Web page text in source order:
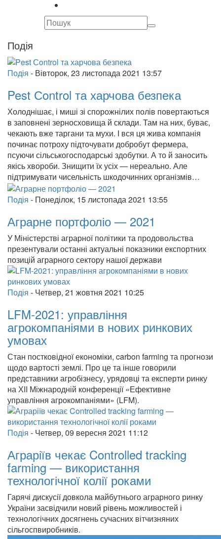
Подія
Подія - Вівторок, 23 листопада 2021 13:57
Pest Сontrol та харчова безпека
Холоднішає, і миші зі спорожнілих полів повертаються
в заповнені зерносховища й склади. Там на них, буває,
чекають вже таргани та мухи. І вся ця жива компанія
починає потроху підточувати добробут фермера,
псуючи сільськогосподарські здобутки. А то й заносить
якісь хвороби. Знищити їх усіх — нереально. Але
підтримувати чисельність шкодочинних організмів…
Подія - Понеділок, 15 листопада 2021 13:55
Аграрне портфоліо — 2021
У Міністерстві аграрної політики та продовольства
презентували останні актуальні показники експортних
позицій аграрного сектору нашої держави
Подія - Четвер, 21 жовтня 2021 10:25
LFM-2021: управління
агрокомпаніями в нових ринкових
умовах
Стан постковідної економіки, carbon farming та прогнози
щодо вартості землі. Про це та інше говорили
представники агробізнесу, урядовці та експерти ринку
на ХІI Міжнародній конференції «Ефективне
управління агрокомпаніями» (LFM).
Подія - Четвер, 09 вересня 2021 11:12
Аграріїв чекає Controlled tracking
farming — використання
технологічної колії роками
Гарячі дискусії довкола майбутнього аграрного ринку
України засвідчили новий рівень можливостей і
технологічних досягнень сучасних вітчизняних
сільгоспвиробників.